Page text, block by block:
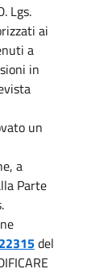
Lgs.
ai
a
in
un
a
Parte
del